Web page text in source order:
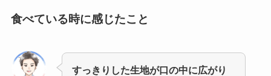
食べている時に感じたこと
すっきりした生地が口の中に広がり